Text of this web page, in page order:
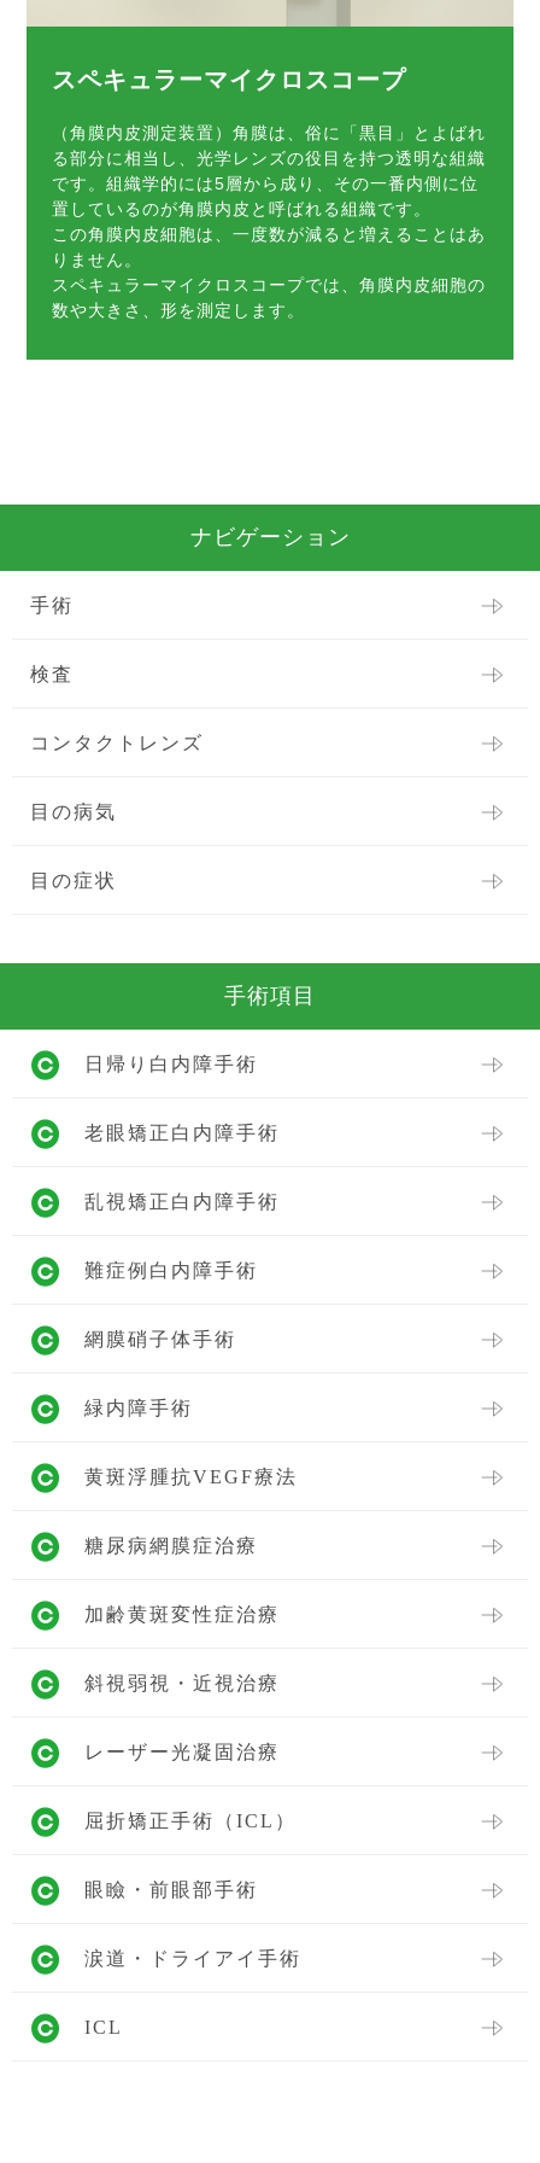
スペキュラーマイクロスコープ
（角膜内皮測定装置）角膜は、俗に「黒目」とよばれ
る部分に相当し、光学レンズの役目を持つ透明な組織
です。組織学的には5層から成り、その一番内側に位
置しているのが角膜内皮と呼ばれる組織です。
この角膜内皮細胞は、一度数が減ると増えることはあ
りません。
スペキュラーマイクロスコープでは、角膜内皮細胞の
数や大きさ、形を測定します。
ナビゲーション
手術
検査
コンタクトレンズ
目の病気
目の症状
手術項目
日帰り白内障手術
老眼矯正白内障手術
乱視矯正白内障手術
難症例白内障手術
網膜硝子体手術
緑内障手術
黄斑浮腫抗VEGF療法
糖尿病網膜症治療
加齢黄斑変性症治療
斜視弱視・近視治療
レーザー光凝固治療
屈折矯正手術（ICL）
眼瞼・前眼部手術
涙道・ドライアイ手術
ICL